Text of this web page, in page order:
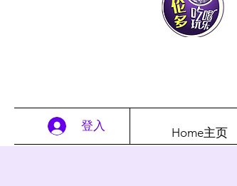
登入 Home主页